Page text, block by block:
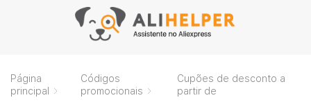
Página
principal
Códigos
promocionais
Cupões de desconto a
partir de